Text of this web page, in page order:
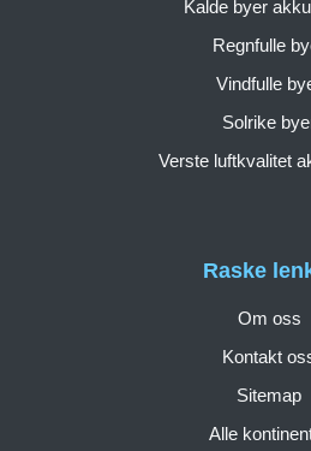
Raske
Om oss
Kontakt
Sitemap
Alle
Kalde byer
Regnfulle
Vindfulle
Solrike
Verste luftkvalitet